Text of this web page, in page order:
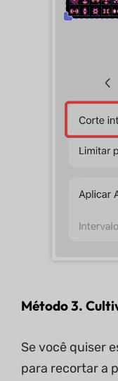
Método 3.
Se você quiser
para recortar a